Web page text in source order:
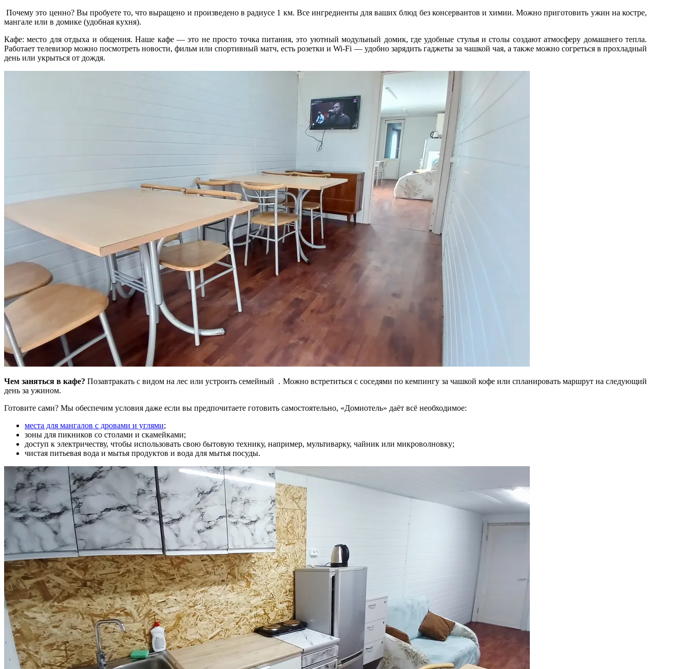
Почему это ценно? Вы пробуете то, что выращено и произведено в радиусе 1 км. Все ингредиенты для ваших блюд без консервантов и химии. Можно приготовить ужин на костре,
мангале или в домике (удобная кухня).
Кафе: место для отдыха и общения. Наше кафе — это не просто точка питания, это уютный модульный домик, где удобные стулья и столы создают атмосферу домашнего тепла.
Работает телевизор можно посмотреть новости, фильм или спортивный матч, есть розетки и Wi‑Fi — удобно зарядить гаджеты за чашкой чая, а также можно согреться в прохладный
день или укрыться от дождя.
Чем заняться в кафе? Позавтракать с видом на лес или устроить семейный . Можно встретиться с соседями по кемпингу за чашкой кофе или спланировать маршрут на следующий
день за ужином.
Готовите сами? Мы обеспечим условия даже если вы предпочитаете готовить самостоятельно, «Домиотель» даёт всё необходимое:
места для мангалов с дровами и углями;
зоны для пикников со столами и скамейками;
доступ к электричеству, чтобы использовать свою бытовую технику, например, мультиварку, чайник или микроволновку;
чистая питьевая вода и мытья продуктов и вода для мытья посуды.